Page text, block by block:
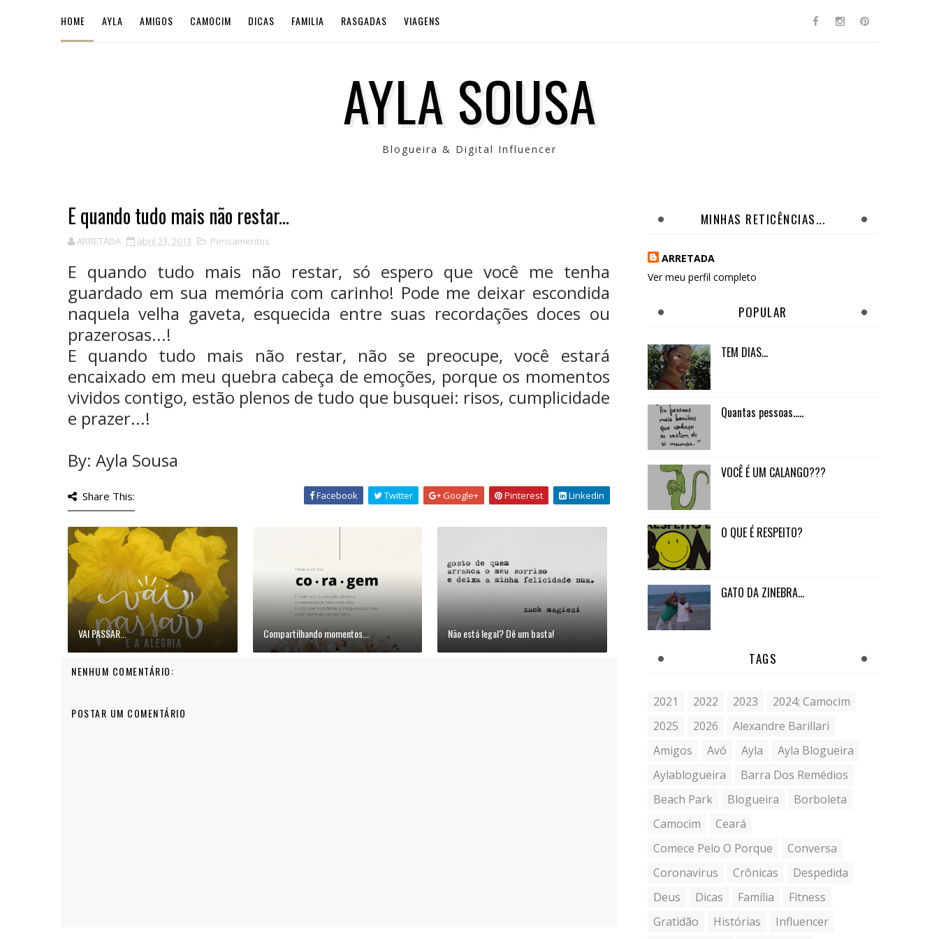
HOME AYLA AMIGOS CAMOCIM DICAS FAMILIA RASGADAS VIAGENS
AYLA SOUSA
Blogueira & Digital Influencer
E quando tudo mais não restar...
ARRETADA abril 23, 2013 Pensamentos
E quando tudo mais não restar, só espero que você me tenha
guardado em sua memória com carinho! Pode me deixar escondida
naquela velha gaveta, esquecida entre suas recordações doces ou
prazerosas...!
E quando tudo mais não restar, não se preocupe, você estará
encaixado em meu quebra cabeça de emoções, porque os momentos
vividos contigo, estão plenos de tudo que busquei: risos, cumplicidade
e prazer...!
By: Ayla Sousa
Share This: Facebook Twitter Google+ Pinterest Linkedin
VAI PASSAR... Compartilhando momentos... Não está legal? Dê um basta!
NENHUM COMENTÁRIO:
POSTAR UM COMENTÁRIO
MINHAS RETICÊNCIAS...
ARRETADA
Ver meu perfil completo
POPULAR
TEM DIAS...
Quantas pessoas.....
VOCÊ É UM CALANGO???
O QUE É RESPEITO?
GATO DA ZINEBRA...
TAGS
2021 2022 2023
2024; Camocim
2025
2026
Alexandre Barillari
Amigos
Avó Ayla
Ayla Blogueira
Aylablogueira
Barra Dos Remédios
Beach Park
Blogueira
Borboleta
Camocim
Ceará
Comece Pelo O Porque
Conversa
Coronavirus
Crônicas
Despedida
Deus
Dicas Família
Fitness
Gratidão
Histórias
Influencer